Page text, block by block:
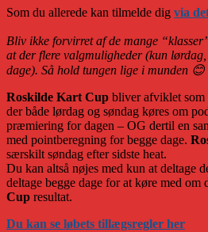
Som du allerede kan tilmelde dig via
Bliv ikke forvirret af de mange
at der flere valgmuligheder (kun
dage). Så hold tungen lige i munden 😊
Roskilde Kart Cup bliver afviklet som
der både lørdag og søndag køres om
præmiering for dagen – OG dertil en
med pointberegning for begge dage.
særskilt søndag efter sidste heat.
Du kan altså nøjes med kun at deltage
deltage begge dage for at køre med om
Cup resultat.
Du kan se løbets tillægsregler her